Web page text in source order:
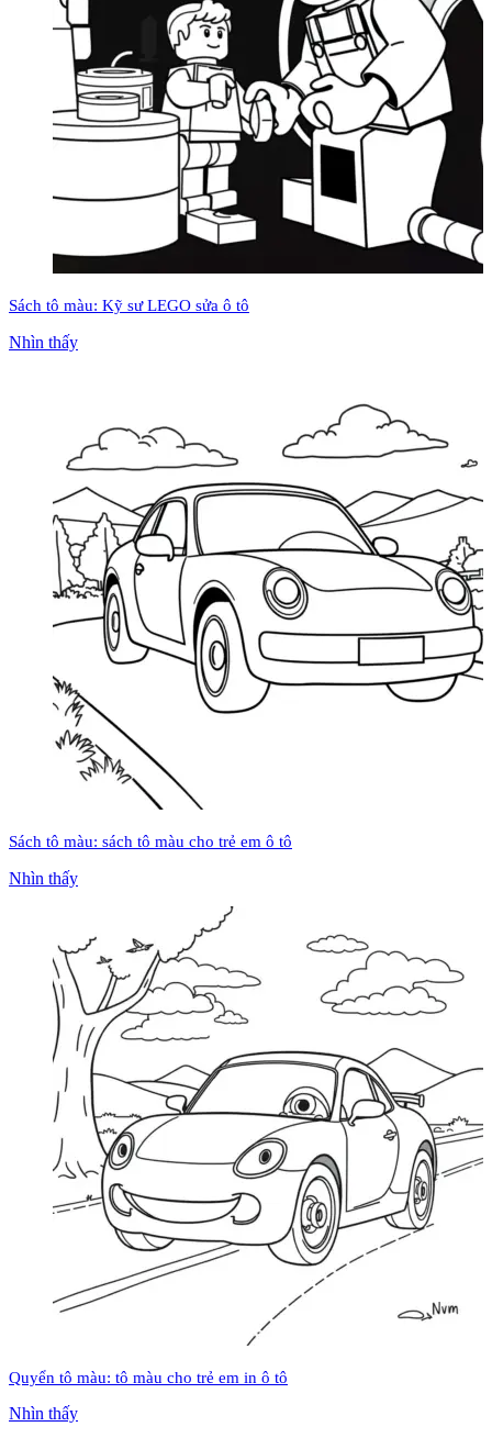
Sách tô màu: Kỹ sư LEGO sửa ô tô
Nhìn thấy
Sách tô màu: sách tô màu cho trẻ em ô tô
Nhìn thấy
Quyển tô màu: tô màu cho trẻ em in ô tô
Nhìn thấy